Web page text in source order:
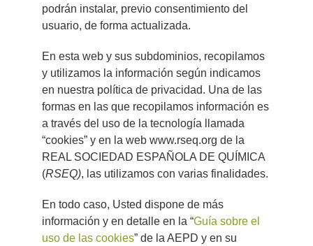
podrán instalar, previo consentimiento del
usuario, de forma actualizada.
En esta web y sus subdominios, recopilamos
y utilizamos la información según indicamos
en nuestra política de privacidad. Una de las
formas en las que recopilamos información es
a través del uso de la tecnología llamada
“cookies” y en la web www.rseq.org de la
REAL SOCIEDAD ESPAÑOLA DE QUÍMICA
(RSEQ), las utilizamos con varias finalidades.
En todo caso, Usted dispone de más
información y en detalle en la “Guía sobre el
uso de las cookies” de la AEPD y en su